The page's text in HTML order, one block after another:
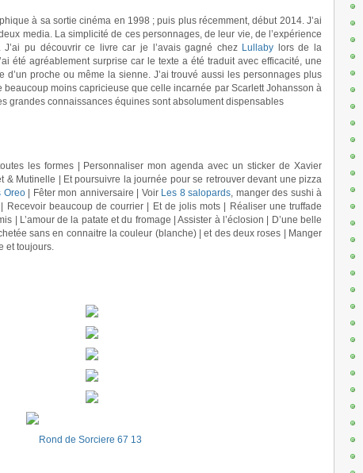
à sa sortie cinéma en 1998 ; puis plus récemment, début 2014. J’ai
media. La simplicité de ces personnages, de leur vie, de l’expérience
pu découvrir ce livre car je l’avais gagné chez Lullaby lors de la
été agréablement surprise car le texte a été traduit avec efficacité, une
d’un proche ou même la sienne. J’ai trouvé aussi les personnages plus
beaucoup moins capricieuse que celle incarnée par Scarlett Johansson à
grandes connaissances équines sont absolument dispensables
les formes | Personnaliser mon agenda avec un sticker de Xavier
& Mutinelle | Et poursuivre la journée pour se retrouver devant une pizza
Oreo| Fêter mon anniversaire | Voir Les 8 salopards, manger des sushi à
Recevoir beaucoup de courrier | Et de jolis mots | Réaliser une truffade
| L’amour de la patate et du fromage | Assister à l’éclosion | D’une belle
sans en connaitre la couleur (blanche) | et des deux roses | Manger
et toujours.